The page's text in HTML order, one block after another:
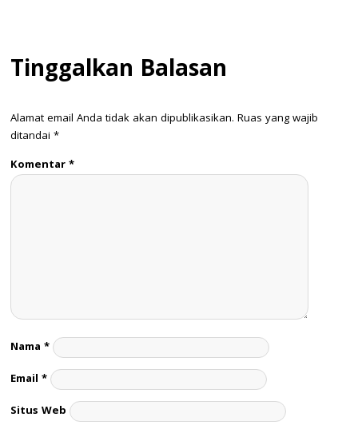
Tinggalkan Balasan
Alamat email Anda tidak akan dipublikasikan. Ruas yang wajib
ditandai *
Komentar*
Nama *
Email *
Situs Web